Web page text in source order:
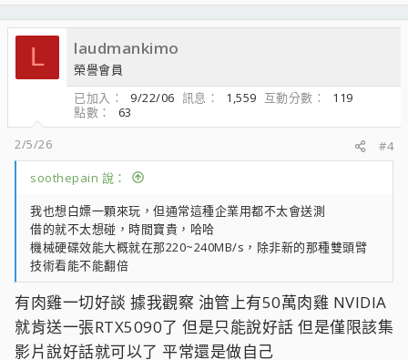
a
c
o
：
L laudmankimo
榮譽會員
已加入
9/22/06 訊息 1,559 互動分數
119
點數
63
2/5/26
#4
soothepain 說：
我也想白嫖一顆來玩，但通常這種企業用都不太會送測
借的就不太想碰，時間寶貴，哈哈
機械硬碟效能大概就在那220~240MB/s，除非新的那種雙頭臂
技術看能不能翻倍
有肉雞一切好談 據我觀察 油管上有50萬肉雞 NVIDIA
就肯送一張RTX5090了 但是只能說好話 但是僅限該集
影片說好話就可以了 平常還是做自己